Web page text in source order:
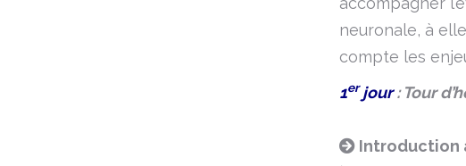
neuronale, à
compte les
1erjour: Tour
Introduction